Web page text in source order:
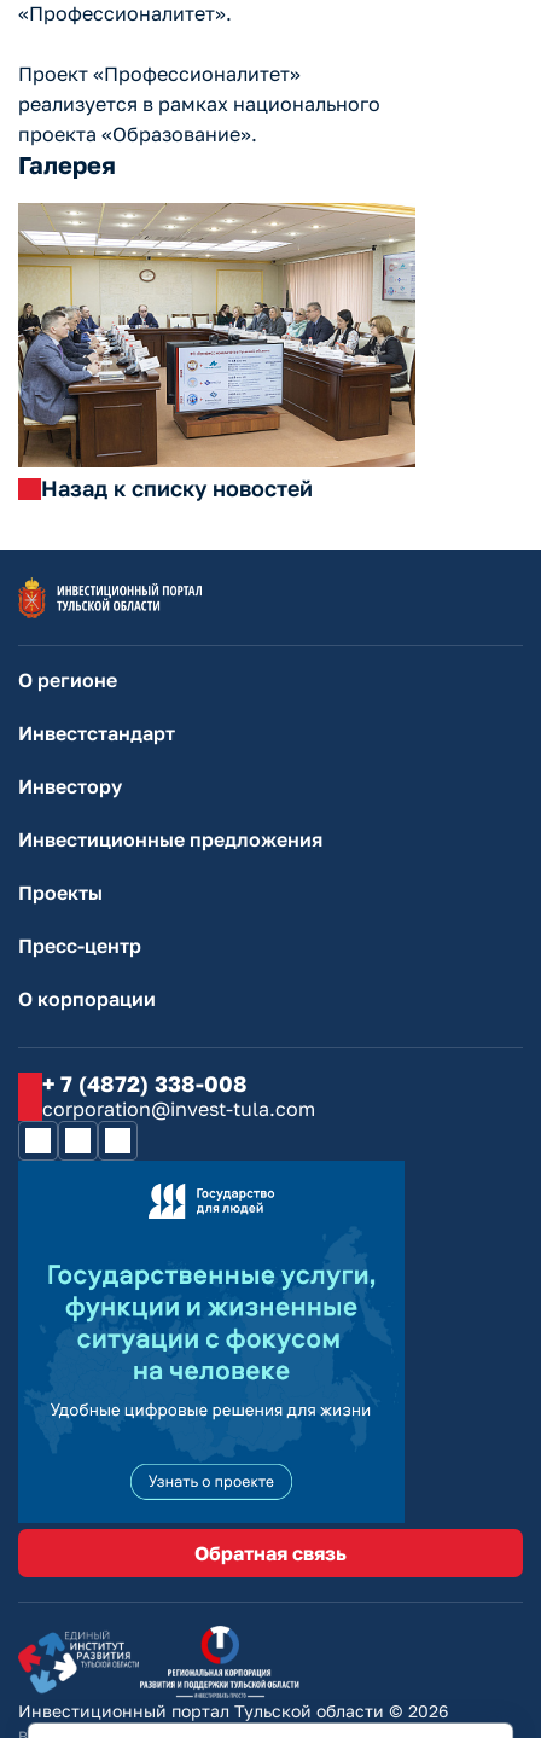
«Профессионалитет».
Проект «Профессионалитет»
реализуется в рамках национального
проекта «Образование».
Галерея
Назад к списку новостей
О регионе
Инвестстандарт
Инвестору
Инвестиционные предложения
Проекты
Пресс-центр
О корпорации
+ 7 (4872) 338-008
corporation@invest-tula.com
Обратная связь
Инвестиционный портал Тульской области © 2026